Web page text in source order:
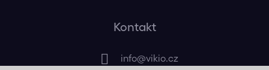
Kontakt
info@vikio.cz